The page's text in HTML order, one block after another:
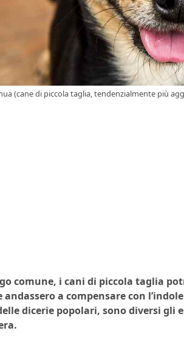
(cane di piccola taglia, tendenzialmente più
comune, i cani di piccola taglia
andassero a compensare con
dicerie popolari, sono diversi gli